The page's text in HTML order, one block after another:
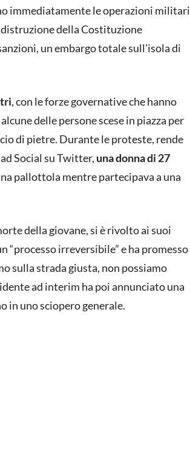
immediatamente le operazioni militari
distruzione della Costituzione
un embargo totale sull’isola di
, con le forze governative che hanno
delle persone scese in piazza per
di pietre. Durante le proteste, rende
Social su Twitter, una donna di 27
pallottola mentre partecipava a una
della giovane, si è rivolto ai suoi
“processo irreversibile” e ha promesso
sulla strada giusta, non possiamo
ad interim ha poi annunciato una
in uno sciopero generale.